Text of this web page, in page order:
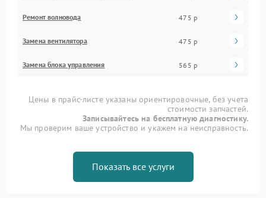
Ремонт волновода 475 р
Замена вентилятора 475 р
Замена блока управления 565 р
Цены в прайс-листе указаны ориентировочные, без учета
стоимости запчастей.
Записывайтесь на бесплатную диагностику.
Мы проверим ваше устройство и укажем на неисправность.
Показать все услуги